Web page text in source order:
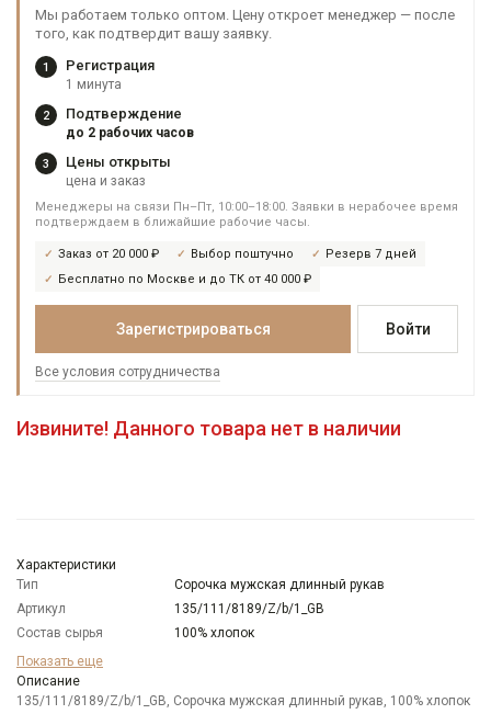
Мы работаем только оптом. Цену откроет менеджер — после
того, как подтвердит вашу заявку.
1 Регистрация
1 минута
2 Подтверждение
до 2 рабочих часов
3 Цены открыты
цена и заказ
Менеджеры на связи Пн–Пт, 10:00–18:00. Заявки в нерабочее время
подтверждаем в ближайшие рабочие часы.
Заказ от 20 000 ₽ Выбор поштучно
Резерв 7 дней
Бесплатно по Москве и до ТК от 40 000 ₽
Зарегистрироваться Войти
Все условия сотрудничества
Извините! Данного товара нет в наличии
Характеристики
Тип
Сорочка мужская длинный рукав
Артикул
135/111/8189/Z/b/1_GB
Состав сырья
100% хлопок
Бренд
Модель
Цвет
Белый
Показать еще
Описание
135/111/8189/Z/b/1_GB, Сорочка мужская длинный рукав, 100% хлопок